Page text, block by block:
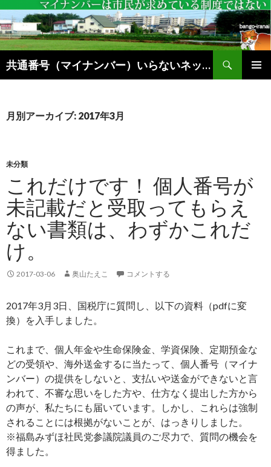
共通番号（マイナンバー）いらないネットブログ
検
索
ン
キ
プ
月別アーカイブ: 2017年3月
未分類
これだけです！ 個人番号が
未記載だと受取ってもらえ
ない書類は、わずかこれだ
け。
2017-03-06 奥山たえこ コメントする
2017年3月3日、国税庁に質問し、以下の資料（pdfに変
換）を入手しました。
これまで、個人年金や生命保険金、学資保険、定期預金な
どの受領や、海外送金するに当たって、個人番号（マイナ
ンバー）の提供をしないと、支払いや送金ができないと言
われて、不審な思いをした方や、仕方なく提出した方から
の声が、私たちにも届いています。しかし、これらは強制
されることには根拠がないことが、はっきりしました。
※福島みずほ社民党参議院議員のご尽力で、質問の機会を
得ました。